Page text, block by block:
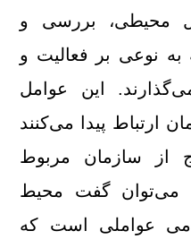
محیطی، بررسی و
نوعی بر فعالیت و
این عوامل
ارتباط پیدا می‌كنند
از سازمان مربوط
می‌توان گفت محیط
عواملی است كه